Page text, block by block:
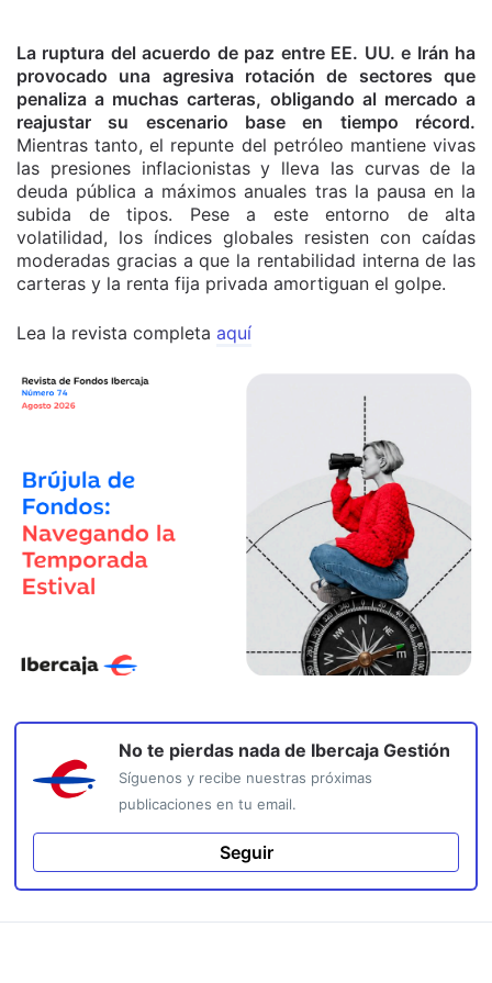
La ruptura del acuerdo de paz entre EE. UU. e Irán ha
provocado una agresiva rotación de sectores que
penaliza a muchas carteras, obligando al mercado a
reajustar su escenario base en tiempo récord.
Mientras tanto, el repunte del petróleo mantiene vivas
las presiones inflacionistas y lleva las curvas de la
deuda pública a máximos anuales tras la pausa en la
subida de tipos. Pese a este entorno de alta
volatilidad, los índices globales resisten con caídas
moderadas gracias a que la rentabilidad interna de las
carteras y la renta fija privada amortiguan el golpe.
Lea la revista completa aquí
No te pierdas nada de Ibercaja Gestión
Síguenos y recibe nuestras próximas
publicaciones en tu email.
Seguir